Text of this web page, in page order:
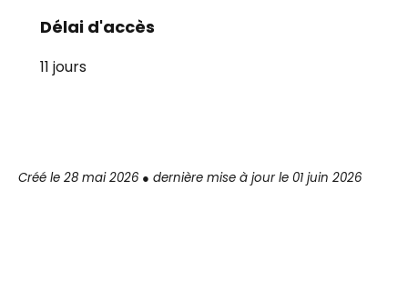
Délai d'accès
11 jours
Créé le 28 mai 2026 ● dernière mise à jour le 01 juin 2026